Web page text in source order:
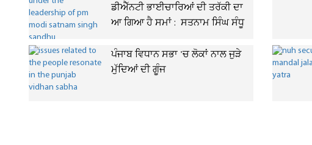
ਡੀਐੱਨਟੀ ਭਾਈਚਾਰਿਆਂ ਦੀ ਤਰੱਕੀ ਦਾ
ਆ ਗਿਆ ਹੈ ਸਮਾਂ : ਸਤਨਾਮ ਸਿੰਘ ਸੰਧੂ
ਪੰਜਾਬ ਵਿਧਾਨ ਸਭਾ 'ਚ ਲੋਕਾਂ ਨਾਲ ਜੁੜੇ
ਮੁੱਦਿਆਂ ਦੀ ਗੂੰਜ